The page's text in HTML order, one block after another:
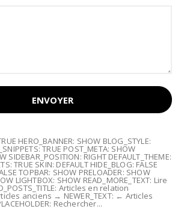
HERO_BANNER: SHOW BLOG_STYLE:
TRUE POST_META: SHOW
SIDEBAR_POSITION: RIGHT DEFAULT_THEME:
TRUE SKIN: DEFAULT HIDE_BLOG: FALSE
TOPBAR: SHOW PRELOADER: SHOW
LIGHTBOX: SHOW READ_MORE_TEXT: Lire
Articles en relation
anciens → NEWER_TEXT: ← Articles
Rechercher...